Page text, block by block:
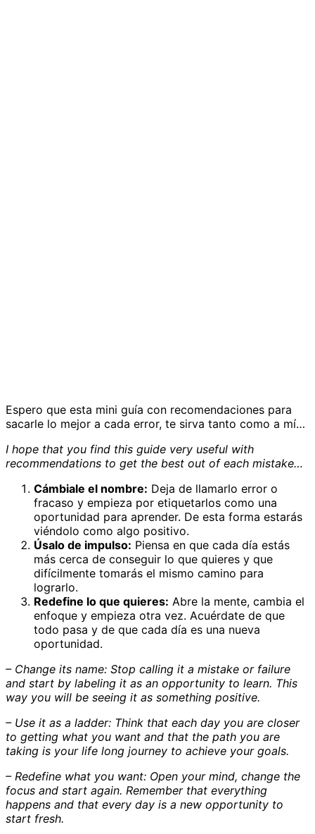
Espero que esta mini guía con recomendaciones para
sacarle lo mejor a cada error, te sirva tanto como a mí…
I hope that you find this guide very useful with
recommendations to get the best out of each mistake…
Cámbiale el nombre: Deja de llamarlo error o
fracaso y empieza por etiquetarlos como una
oportunidad para aprender. De esta forma estarás
viéndolo como algo positivo.
Úsalo de impulso: Piensa en que cada día estás
más cerca de conseguir lo que quieres y que
difícilmente tomarás el mismo camino para
lograrlo.
Redefine lo que quieres: Abre la mente, cambia el
enfoque y empieza otra vez. Acuérdate de que
todo pasa y de que cada día es una nueva
oportunidad.
– Change its name: Stop calling it a mistake or failure
and start by labeling it as an opportunity to learn. This
way you will be seeing it as something positive.
– Use it as a ladder: Think that each day you are closer
to getting what you want and that the path you are
taking is your life long journey to achieve your goals.
– Redefine what you want: Open your mind, change the
focus and start again. Remember that everything
happens and that every day is a new opportunity to
start fresh.